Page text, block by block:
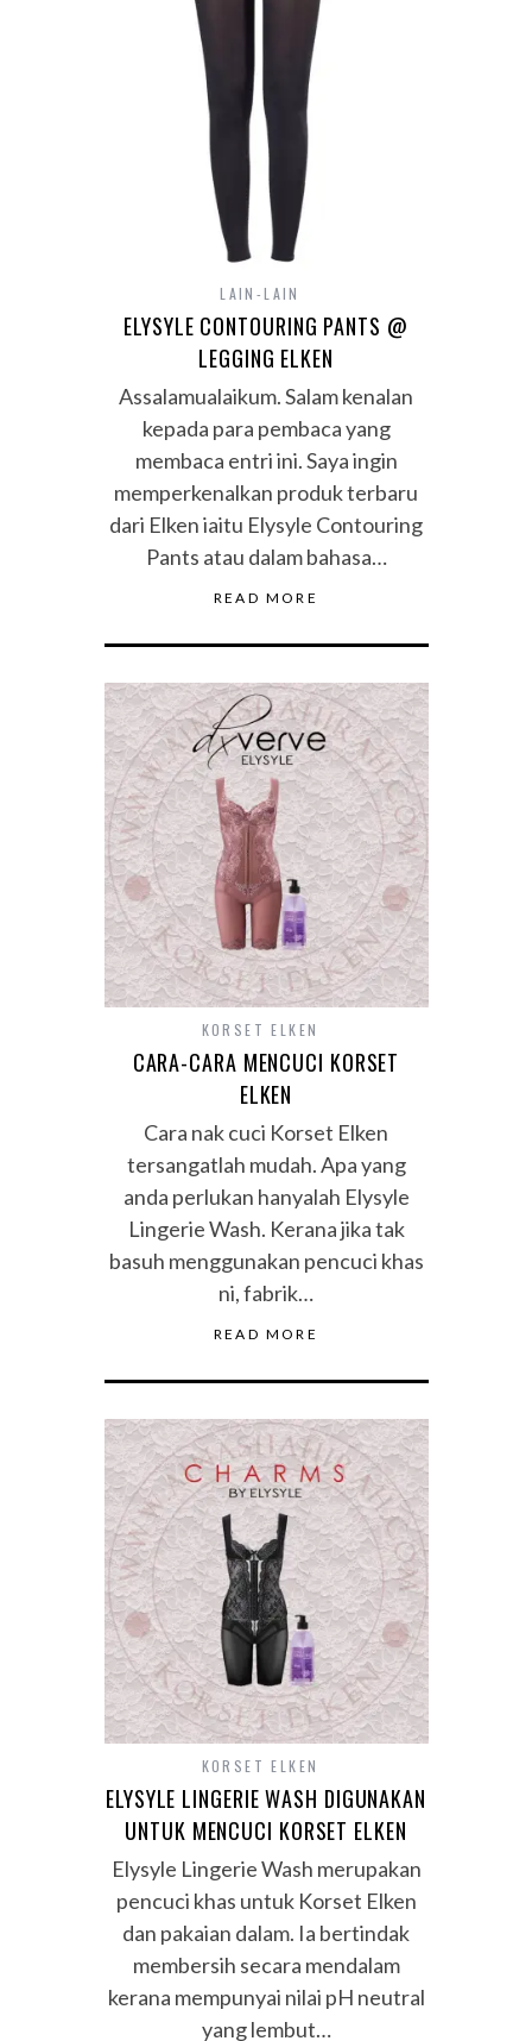
LAIN-LAIN
ELYSYLE CONTOURING PANTS @
LEGGING ELKEN
Assalamualaikum. Salam kenalan
kepada para pembaca yang
membaca entri ini. Saya ingin
memperkenalkan produk terbaru
dari Elken iaitu Elysyle Contouring
Pants atau dalam bahasa…
READ MORE
KORSET ELKEN
CARA-CARA MENCUCI KORSET
ELKEN
Cara nak cuci Korset Elken
tersangatlah mudah. Apa yang
anda perlukan hanyalah Elysyle
Lingerie Wash. Kerana jika tak
basuh menggunakan pencuci khas
ni, fabrik…
READ MORE
KORSET ELKEN
ELYSYLE LINGERIE WASH DIGUNAKAN
UNTUK MENCUCI KORSET ELKEN
Elysyle Lingerie Wash merupakan
pencuci khas untuk Korset Elken
dan pakaian dalam. Ia bertindak
membersih secara mendalam
kerana mempunyai nilai pH neutral
yang lembut…